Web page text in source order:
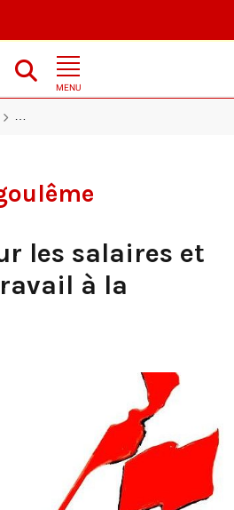
MENU
Anteles – Angoulême (Charente) : En
les salaires et
à la